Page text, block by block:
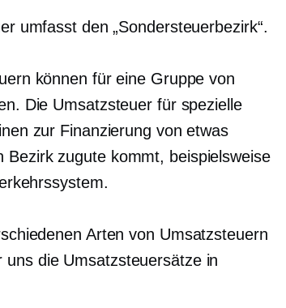
umfasst den „Sondersteuerbezirk“.
können für eine Gruppe von
Die Umsatzsteuer für spezielle
zur Finanzierung von etwas
zugute kommt, beispielsweise
Arten von Umsatzsteuern
die Umsatzsteuersätze in